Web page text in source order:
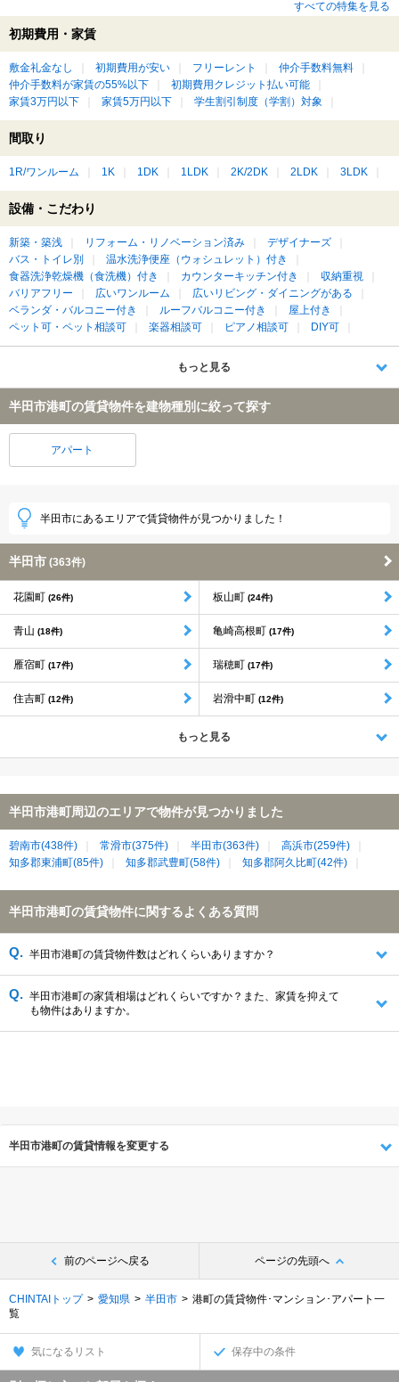
すべての特集を見る
初期費用・家賃
敷金礼金なし 初期費用が安い フリーレント
仲介手数料無料
仲介手数料が家賃の55%以下
初期費用クレジット払い可能
家賃3万円以下
家賃5万円以下 学生割引制度（学割）対象
間取り
1R/ワンルーム 1K 1DK 1LDK 2K/2DK 2LDK 3LDK
設備・こだわり
新築・築浅 リフォーム・リノベーション済み
デザイナーズ
バス・トイレ別
温水洗浄便座（ウォシュレット）付き
食器洗浄乾燥機（食洗機）付き
カウンターキッチン付き
収納重視
バリアフリー
広いワンルーム
広いリビング・ダイニングがある
ベランダ・バルコニー付き
ルーフバルコニー付き
屋上付き
ペット可・ペット相談可
楽器相談可 ピアノ相談可 DIY可
もっと見る
半田市港町の賃貸物件を建物種別に絞って探す
アパート
半田市にあるエリアで賃貸物件が見つかりました！
半田市 (363件)
花園町 (26件) 板山町 (24件)
青山 (18件) 亀崎高根町 (17件)
雁宿町 (17件) 瑞穂町 (17件)
住吉町 (12件) 岩滑中町 (12件)
もっと見る
半田市港町周辺のエリアで物件が見つかりました
碧南市(438件) 常滑市(375件) 半田市(363件)
高浜市(259件)
知多郡東浦町(85件)
知多郡武豊町(58件) 知多郡阿久比町(42件)
半田市港町の賃貸物件に関するよくある質問
半田市港町の賃貸物件数はどれくらいありますか？
半田市港町の家賃相場はどれくらいですか？また、家賃を抑えて
も物件はありますか。
半田市港町の賃貸情報を変更する
前のページへ戻る ページの先頭へ
CHINTAIトップ 愛知県 半田市
港町の賃貸物件･マンション･アパート一
覧
気になるリスト 保存中の条件